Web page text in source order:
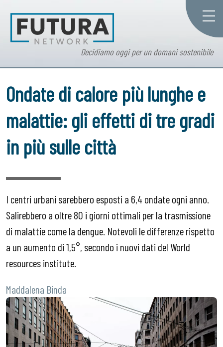
Decidiamo oggi per un domani sostenibile
Ondate di calore più lunghe e
malattie: gli effetti di tre gradi
in più sulle città
I centri urbani sarebbero esposti a 6,4 ondate ogni anno.
Salirebbero a oltre 80 i giorni ottimali per la trasmissione
di malattie come la dengue. Notevoli le differenze rispetto
a un aumento di 1,5°, secondo i nuovi dati del World
resources institute.
Maddalena Binda